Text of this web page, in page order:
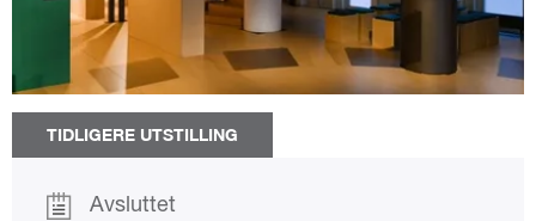
TIDLIGERE UTSTILLING
Avsluttet